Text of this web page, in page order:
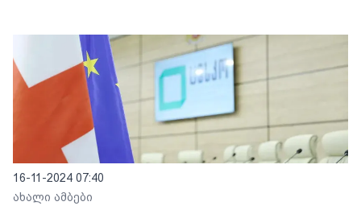
16-11-2024 07:40
ახალი ამბები